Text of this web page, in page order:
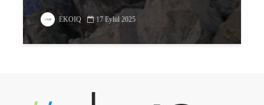
EKOIQ 17 Eylül 2025